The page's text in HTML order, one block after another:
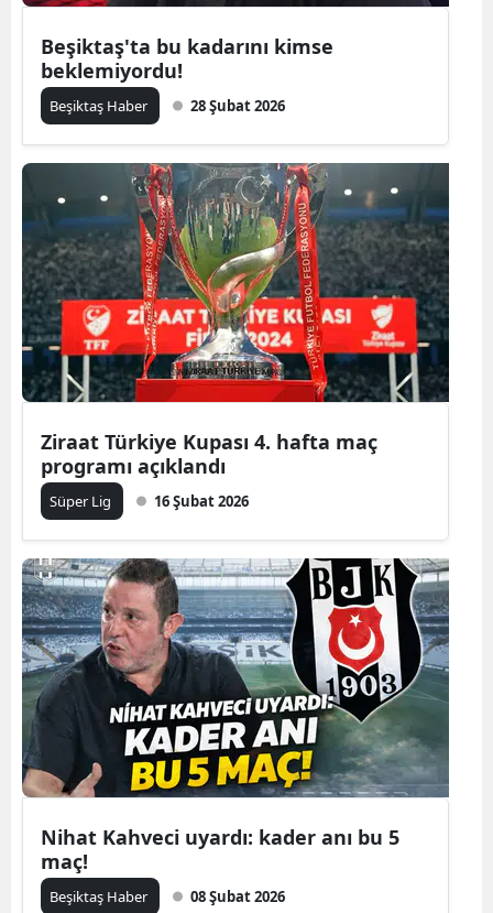
Beşiktaş'ta bu kadarını kimse
beklemiyordu!
Beşiktaş Haber 28 Şubat 2026
Ziraat Türkiye Kupası 4. hafta maç
programı açıklandı
Süper Lig 16 Şubat 2026
Nihat Kahveci uyardı: kader anı bu 5
maç!
Beşiktaş Haber 08 Şubat 2026